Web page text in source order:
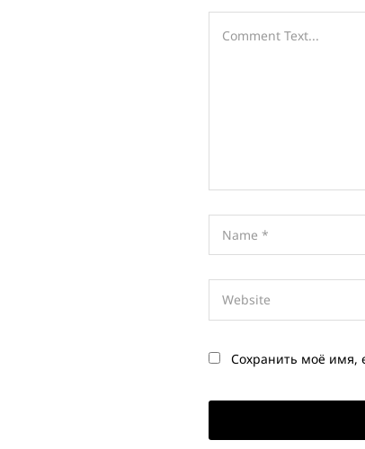
Сохранить моё имя,